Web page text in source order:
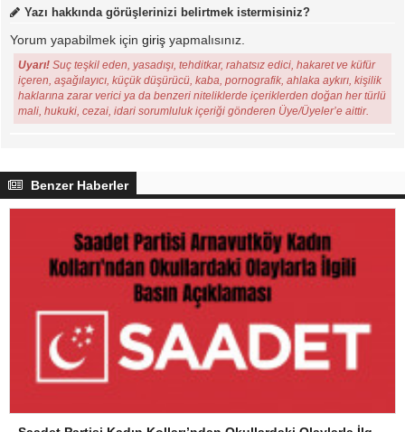
Yazı hakkında görüşlerinizi belirtmek istermisiniz?
Yorum yapabilmek için giriş yapmalısınız.
Uyarı! Suç teşkil eden, yasadışı, tehditkar, rahatsız edici, hakaret ve küfür
içeren, aşağılayıcı, küçük düşürücü, kaba, pornografik, ahlaka aykırı, kişilik
haklarına zarar verici ya da benzeri niteliklerde içeriklerden doğan her türlü
mali, hukuki, cezai, idari sorumluluk içeriği gönderen Üye/Üyeler’e aittir.
Benzer Haberler